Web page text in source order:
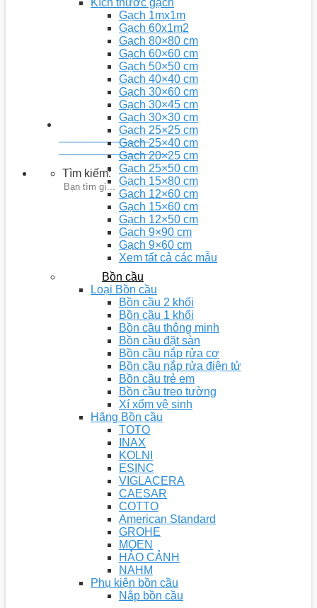
Youtobe: Nhà 5D
Kênh chia sẻ video kiến thức
Tìm kiếm:
Kích thước gạch
Gạch 1mx1m
Gạch 60x1m2
Gạch 80×80 cm
Gạch 60×60 cm
Gạch 50×50 cm
Gạch 40×40 cm
Gạch 30×60 cm
Gạch 30×45 cm
Gạch 30×30 cm
Gạch 25×25 cm
Gạch 25×40 cm
Gạch 20×25 cm
Gạch 25×50 cm
Gạch 15×80 cm
Gạch 12×60 cm
Gạch 15×60 cm
Gạch 12×50 cm
Gạch 9×90 cm
Gạch 9×60 cm
Xem tất cả các mẫu
Bồn cầu
Loại Bồn cầu
Bồn cầu 2 khối
Bồn cầu 1 khối
Bồn cầu thông minh
Bồn cầu đặt sàn
Bồn cầu nắp rửa cơ
Bồn cầu nắp rửa điện tử
Bồn cầu trẻ em
Bồn cầu treo tường
Xí xổm vệ sinh
Hãng Bồn cầu
TOTO
INAX
KOLNI
ESINC
VIGLACERA
CAESAR
COTTO
American Standard
GROHE
MOEN
HẢO CẢNH
NAHM
Phụ kiện bồn cầu
Nắp bồn cầu